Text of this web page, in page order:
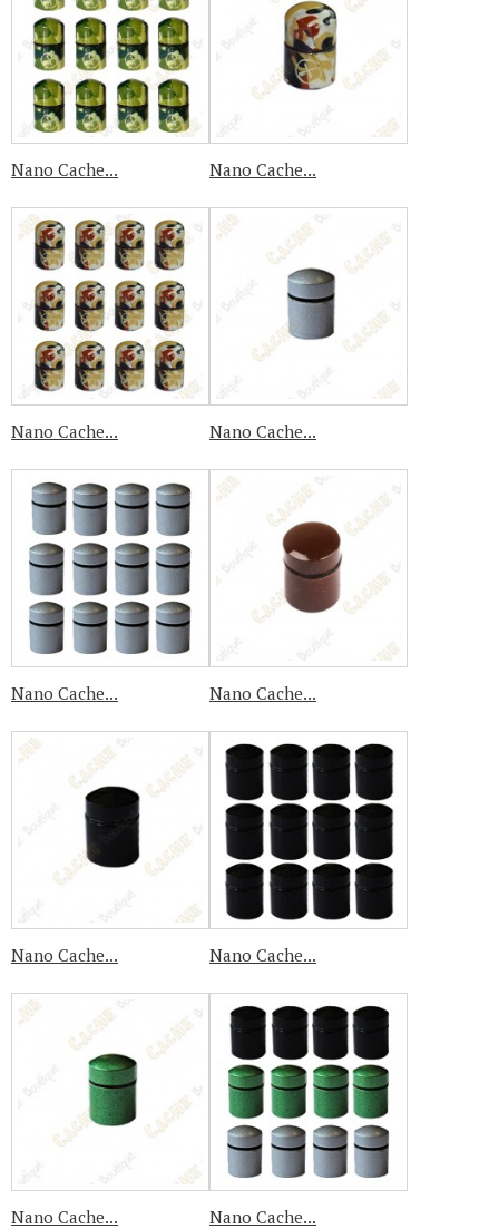
Nano Cache... Nano Cache...
Nano Cache... Nano Cache...
Nano Cache... Nano Cache...
Nano Cache... Nano Cache...
Nano Cache... Nano Cache...